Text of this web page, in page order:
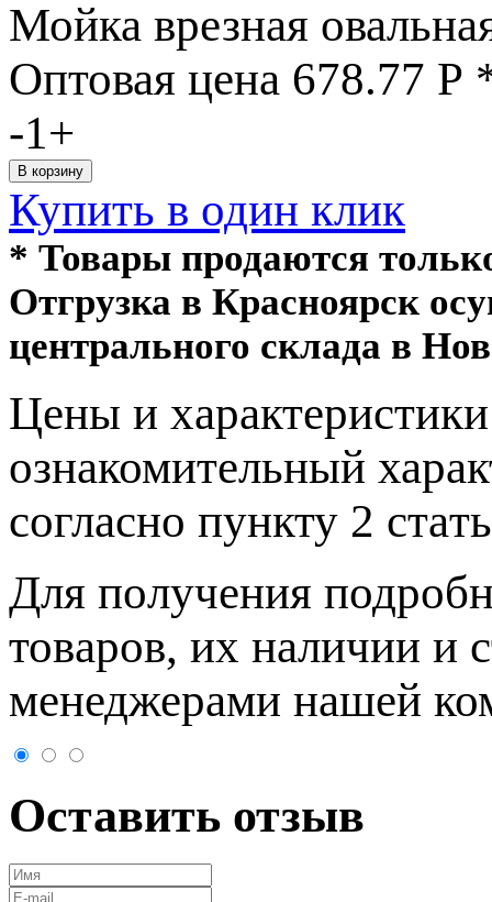
Мойка врезная
Оптовая цена 678.77 Р
-1+
Купить в один клик
* Товары продаются
Отгрузка в Красноярск
центрального склада в
Цeны и
ознакомительный
согласно пункту 2
Для пoлучения
товaров, их нaличии и
менеджерами нашей
Оставить отзыв